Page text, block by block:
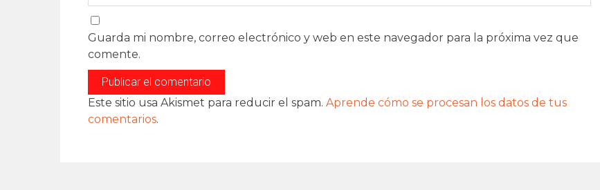
Guarda mi nombre, correo electrónico y web en este navegador para la próxima vez que
comente.
Este sitio usa Akismet para reducir el spam. Aprende cómo se procesan los datos de tus
comentarios.